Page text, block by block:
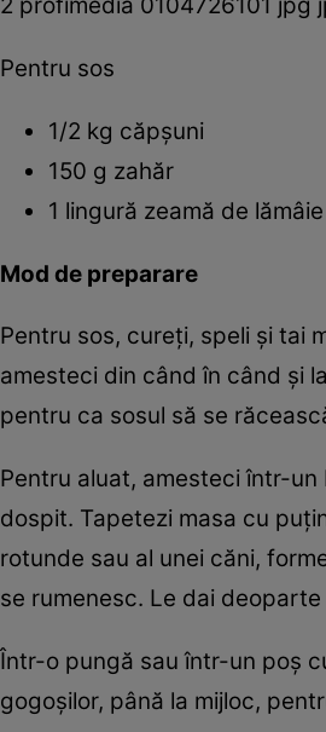
Pentru sos
1/2 kg căpşuni
150 g zahăr
1 lingură zeamă de lămâie
Mod de preparare
Pentru sos, cureţi, speli şi tai
amesteci din când în când şi
pentru ca sosul să se
Pentru aluat, amesteci într-
dospit. Tapetezi masa cu
rotunde sau al unei căni,
se rumenesc. Le dai
Într-o pungă sau într-un poş
gogoşilor, până la mijloc,